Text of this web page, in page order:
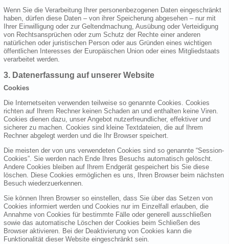
Wenn Sie die Verarbeitung Ihrer personenbezogenen Daten eingeschränkt
haben, dürfen diese Daten – von ihrer Speicherung abgesehen – nur mit
Ihrer Einwilligung oder zur Geltendmachung, Ausübung oder Verteidigung
von Rechtsansprüchen oder zum Schutz der Rechte einer anderen
natürlichen oder juristischen Person oder aus Gründen eines wichtigen
öffentlichen Interesses der Europäischen Union oder eines Mitgliedstaats
verarbeitet werden.
3. Datenerfassung auf unserer Website
Cookies
Die Internetseiten verwenden teilweise so genannte Cookies. Cookies
richten auf Ihrem Rechner keinen Schaden an und enthalten keine Viren.
Cookies dienen dazu, unser Angebot nutzerfreundlicher, effektiver und
sicherer zu machen. Cookies sind kleine Textdateien, die auf Ihrem
Rechner abgelegt werden und die Ihr Browser speichert.
Die meisten der von uns verwendeten Cookies sind so genannte “Session-
Cookies”. Sie werden nach Ende Ihres Besuchs automatisch gelöscht.
Andere Cookies bleiben auf Ihrem Endgerät gespeichert bis Sie diese
löschen. Diese Cookies ermöglichen es uns, Ihren Browser beim nächsten
Besuch wiederzuerkennen.
Sie können Ihren Browser so einstellen, dass Sie über das Setzen von
Cookies informiert werden und Cookies nur im Einzelfall erlauben, die
Annahme von Cookies für bestimmte Fälle oder generell ausschließen
sowie das automatische Löschen der Cookies beim Schließen des
Browser aktivieren. Bei der Deaktivierung von Cookies kann die
Funktionalität dieser Website eingeschränkt sein.